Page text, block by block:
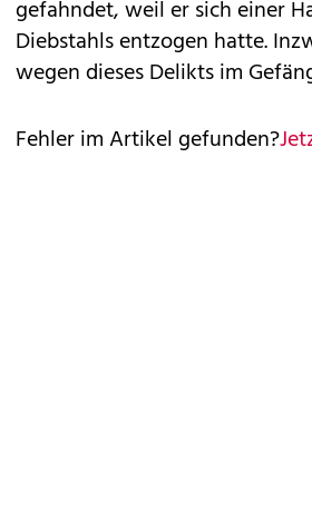
gefahndet, weil er sich einer
Diebstahls entzogen hatte.
wegen dieses Delikts im
Fehler im Artikel gefunden?